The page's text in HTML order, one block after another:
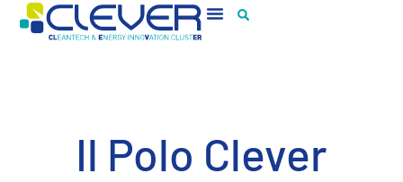
Il Polo Clever